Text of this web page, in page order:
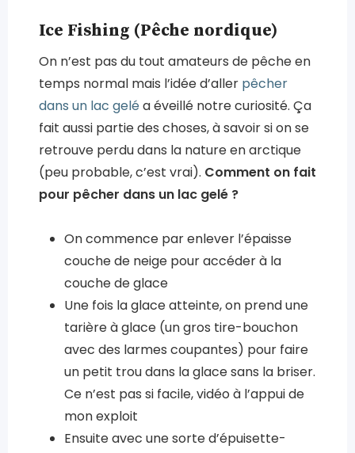
Ice Fishing (Pêche nordique)
On n’est pas du tout amateurs de pêche en
temps normal mais l’idée d’aller pêcher
dans un lac geléa éveillé notre curiosité. Ça
fait aussi partie des choses, à savoir si on se
retrouve perdu dans la nature en arctique
(peu probable, c’est vrai). Comment on fait
pour pêcher dans un lac gelé ?
On commence par enlever l’épaisse
couche de neige pour accéder à la
couche de glace
Une fois la glace atteinte, on prend une
tarière à glace (un gros tire-bouchon
avec des larmes coupantes) pour faire
un petit trou dans la glace sans la briser.
Ce n’est pas si facile, vidéo à l’appui de
mon exploit
Ensuite avec une sorte d’épuisette-